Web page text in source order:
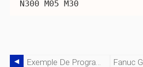
N300 M05 M30
Exemple De Programme CNC Utilisant Le Cycle De Répétition De Motif G73 Cycle De Filetage G76